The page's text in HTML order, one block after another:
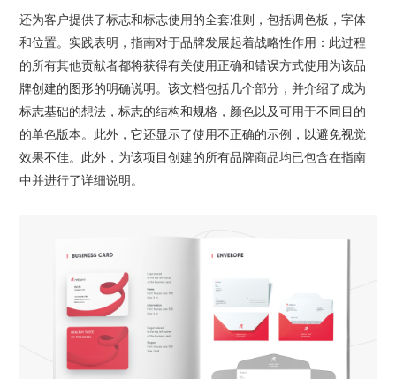
还为客户提供了标志和标志使用的全套准则，包括调色板，字体
和位置。实践表明，指南对于品牌发展起着战略性作用：此过程
的所有其他贡献者都将获得有关使用正确和错误方式使用为该品
牌创建的图形的明确说明。该文档包括几个部分，并介绍了成为
标志基础的想法，标志的结构和规格，颜色以及可用于不同目的
的单色版本。此外，它还显示了使用不正确的示例，以避免视觉
效果不佳。此外，为该项目创建的所有品牌商品均已包含在指南
中并进行了详细说明。